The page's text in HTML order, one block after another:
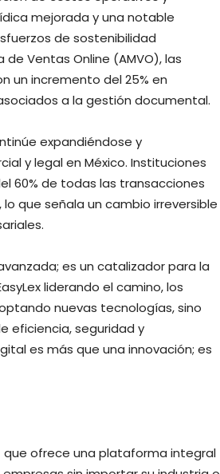
mejorada y una notable
de sostenibilidad
Ventas Online (AMVO), las
un incremento del 25% en
a la gestión documental.
expandiéndose y
y legal en México. Instituciones
60% de todas las transacciones
que señala un cambio irreversible
es un catalizador para la
liderando el camino, los
nuevas tecnologías, sino
eficiencia, seguridad y
es más que una innovación; es
que ofrece una plataforma integral